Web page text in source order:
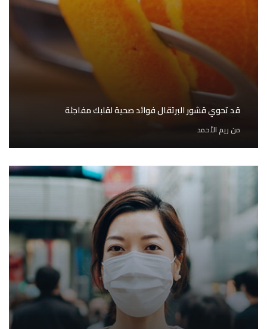
قد تحوي قشور البرتقال فوائد صحية لقلبك مفاجئة
من ريم الأحمد